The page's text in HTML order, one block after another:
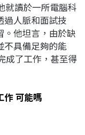
就讀於一所電腦科
過人脈和面試技
。他坦言，由於缺
不具備足夠的能
成了工作，甚至得
作 可能嗎